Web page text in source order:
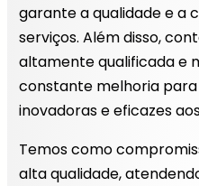
garante a qualidade e a
serviços. Além disso,
altamente qualificada e
constante melhoria
inovadoras e eficazes
Temos como
alta qualidade,